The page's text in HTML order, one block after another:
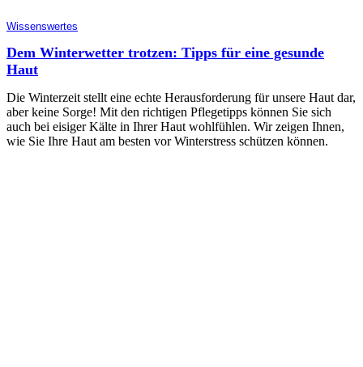
Wissenswertes
Dem Winterwetter trotzen: Tipps für eine gesunde
Haut
Die Winterzeit stellt eine echte Herausforderung für unsere Haut dar,
aber keine Sorge! Mit den richtigen Pflegetipps können Sie sich
auch bei eisiger Kälte in Ihrer Haut wohlfühlen. Wir zeigen Ihnen,
wie Sie Ihre Haut am besten vor Winterstress schützen können.